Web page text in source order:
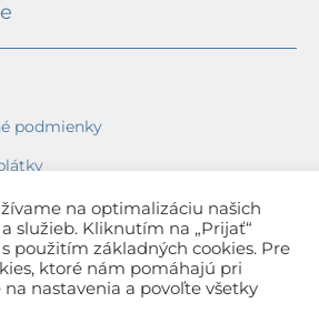
podmienky
na optimalizáciu našich
služieb. Kliknutím na „Prijať“
použitím základných cookies. Pre
ktoré nám pomáhajú pri
nastavenia a povoľte všetky